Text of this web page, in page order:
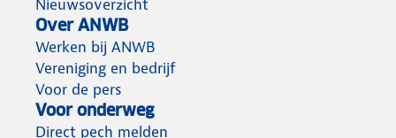
Nieuwsoverzicht
Over ANWB
Werken bij ANWB
Vereniging en bedrijf
Voor de pers
Voor onderweg
Direct pech melden